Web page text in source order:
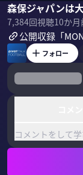
森保ジャパンは
7,384回視聴10か月
Leothefootball
公開収録「
フォロー
コメントをして